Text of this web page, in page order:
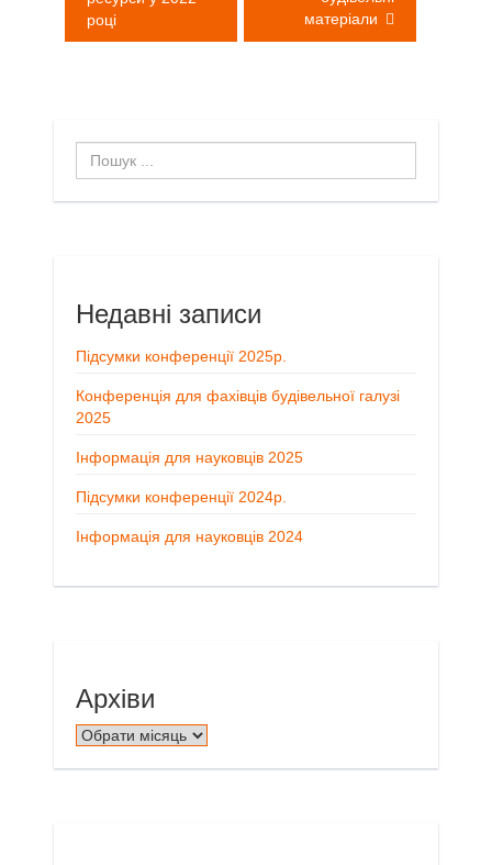
році
матеріали
Пошук
...
Недавні записи
Підсумки конференції 2025р.
Конференція для фахівців будівельної галузі
2025
Інформація для науковців 2025
Підсумки конференції 2024р.
Інформація для науковців 2024
Архіви
Архіви